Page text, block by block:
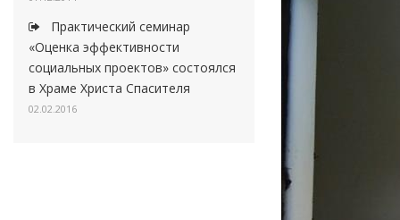
Практический семинар
«Оценка эффективности
социальных проектов» состоялся
в Храме Христа Спасителя
02.02.2016